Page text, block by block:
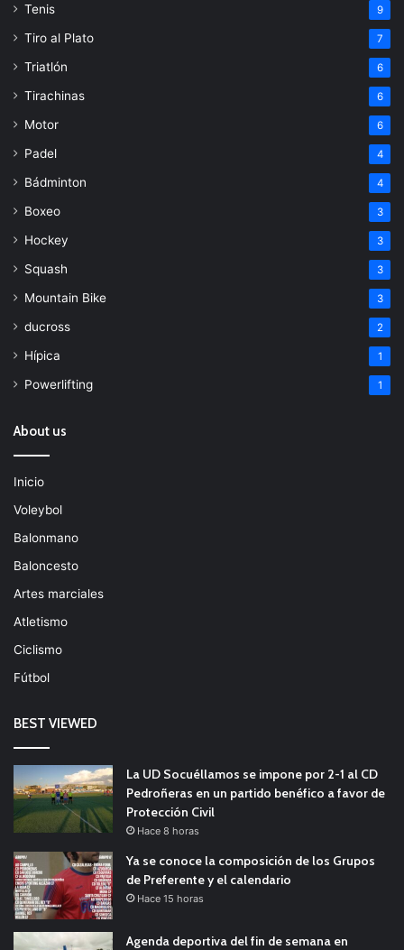
Tenis 9
Tiro al Plato 7
Triatlón 6
Tirachinas 6
Motor 6
Padel 4
Bádminton 4
Boxeo 3
Hockey 3
Squash 3
Mountain Bike 3
ducross 2
Hípica 1
Powerlifting 1
About us
Inicio
Voleybol
Balonmano
Baloncesto
Artes marciales
Atletismo
Ciclismo
Fútbol
BEST VIEWED
La UD Socuéllamos se impone por 2-1 al CD
Pedroñeras en un partido benéfico a favor de
Protección Civil
Hace 8 horas
Ya se conoce la composición de los Grupos
de Preferente y el calendario
Hace 15 horas
Agenda deportiva del fin de semana en